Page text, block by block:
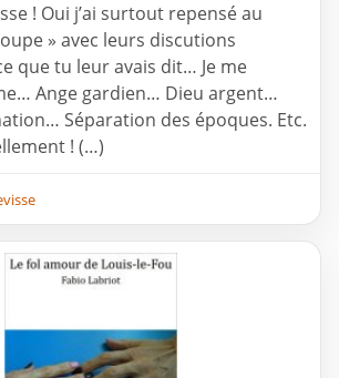
! Oui j’ai surtout repensé au
» avec leurs discutions
que tu leur avais dit… Je me
Ange gardien… Dieu argent…
Séparation des époques. Etc.
! (…)